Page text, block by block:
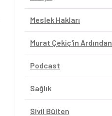
Meslek Hakları
Murat Çekiç'in Ardından
Podcast
Sağlık
Sivil Bülten